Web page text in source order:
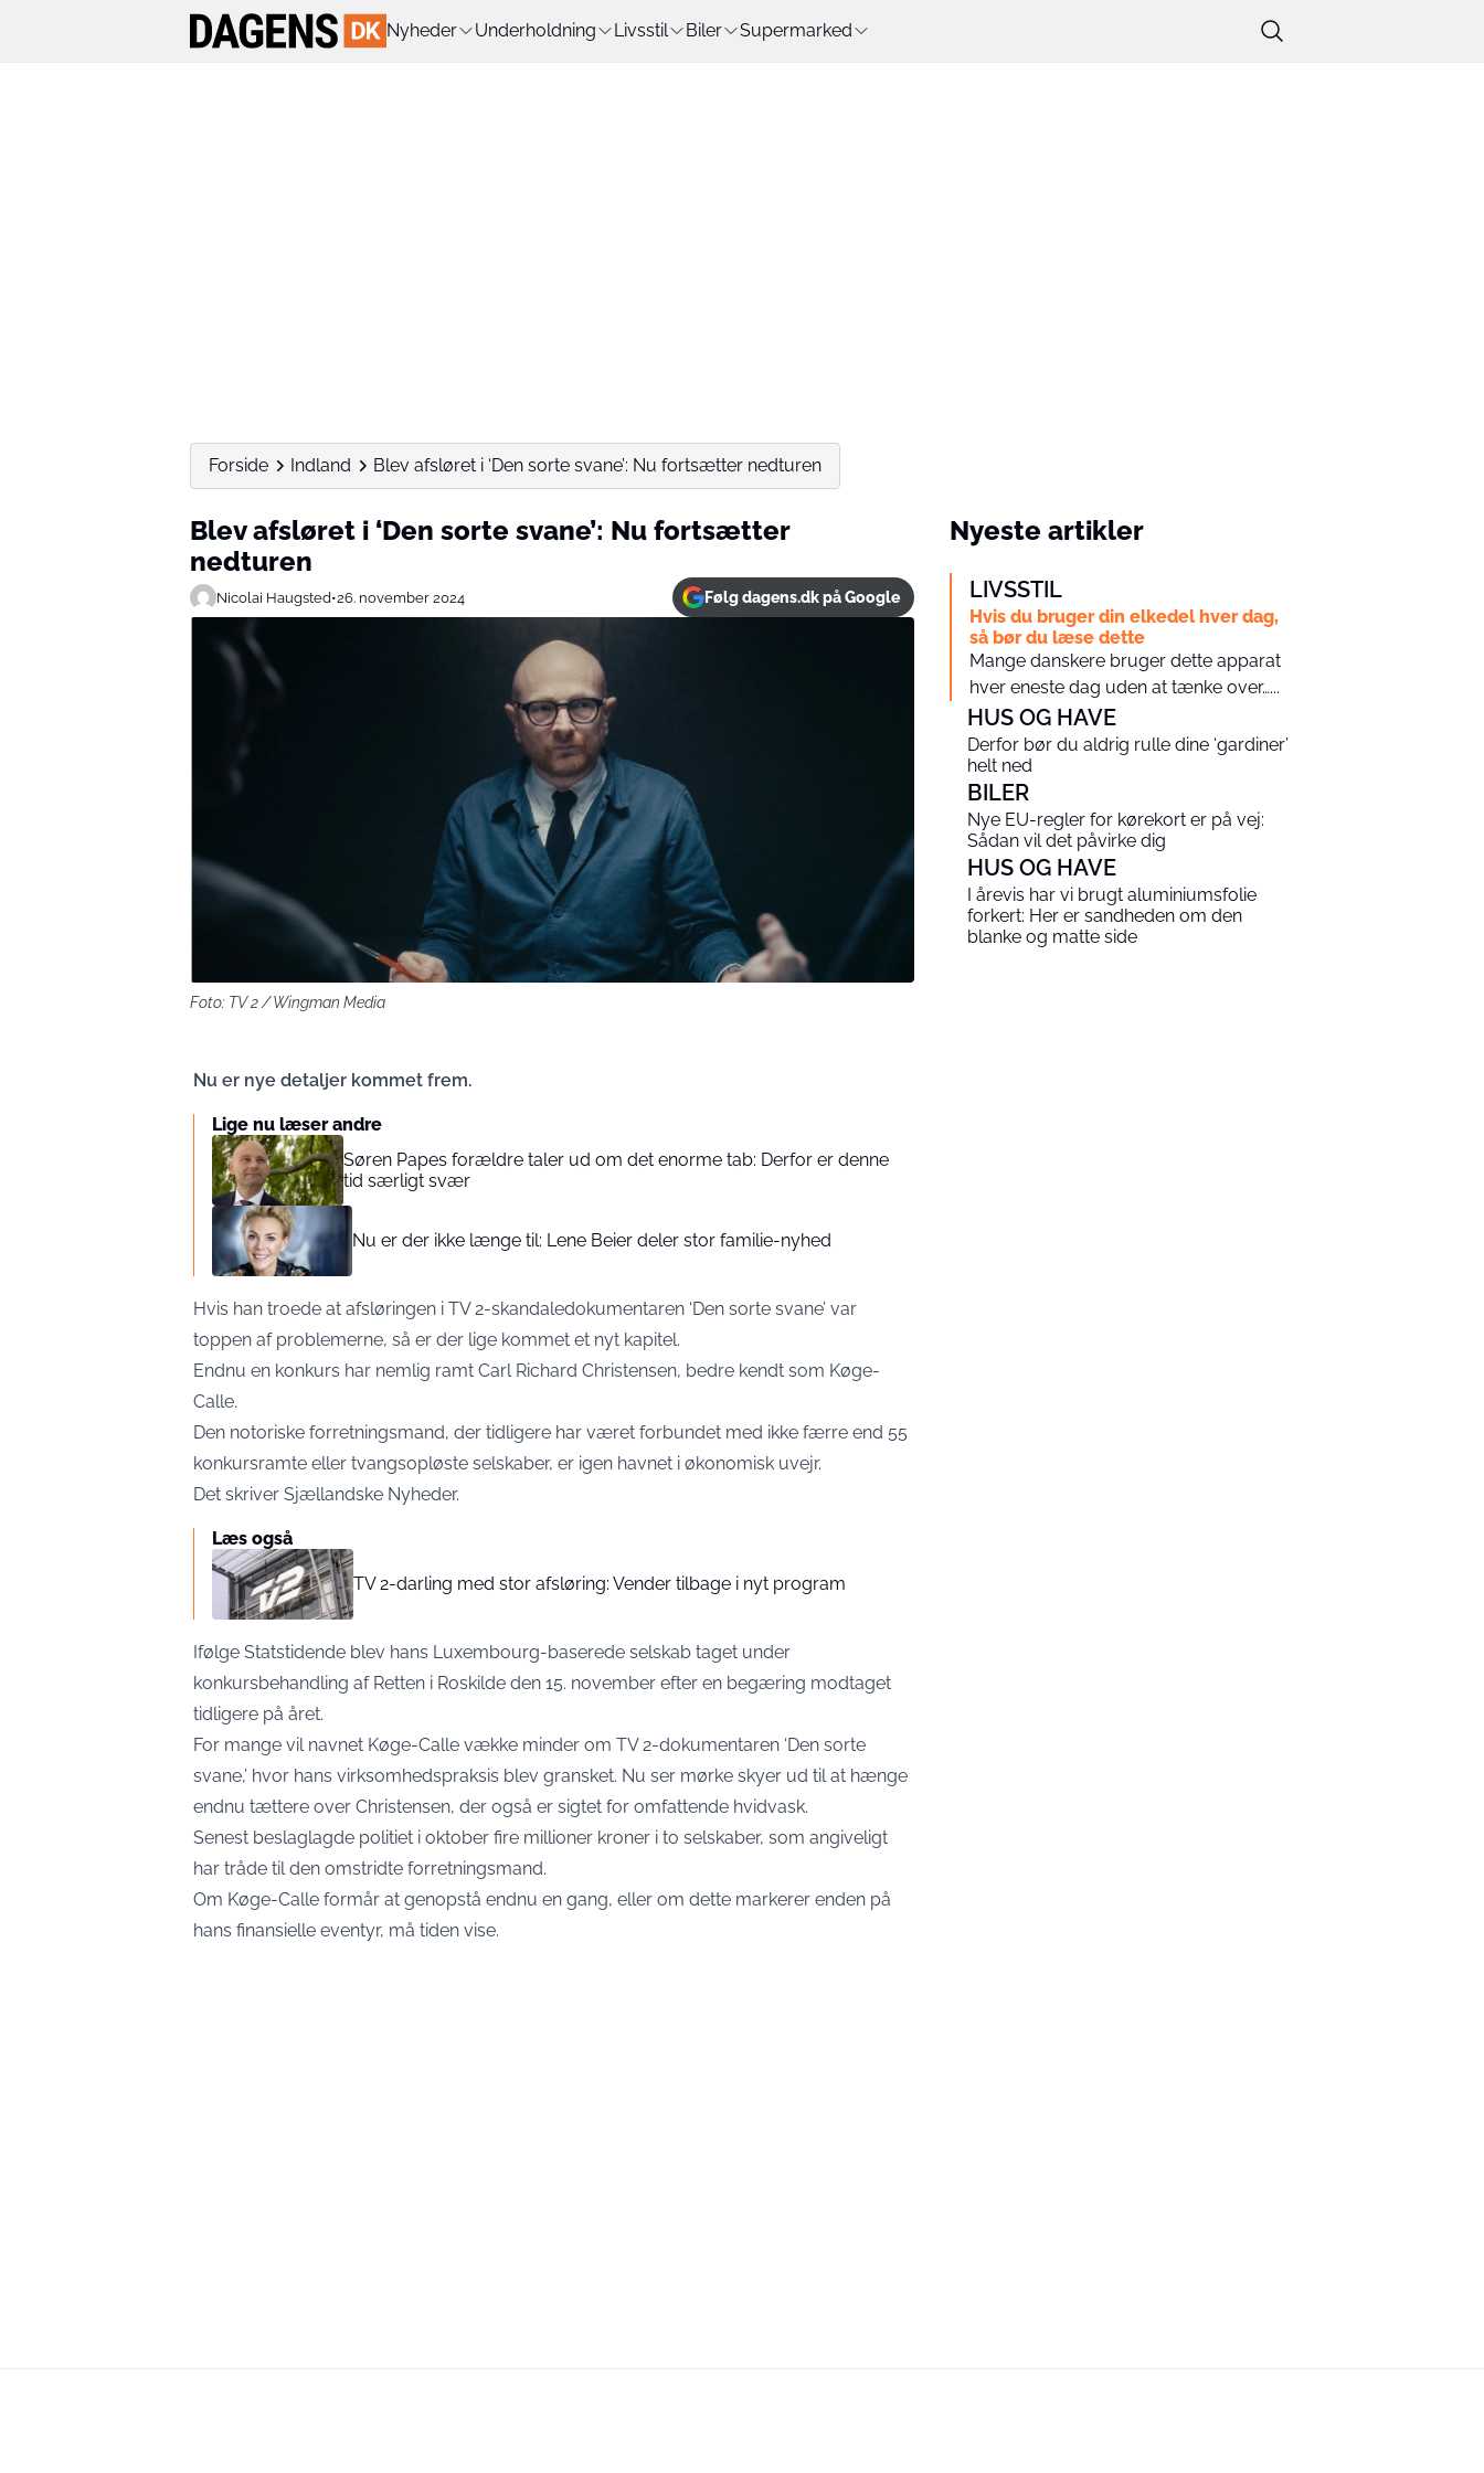
Nyheder Underholdning Livsstil Biler Supermarked
Forside Indland Blev afsløret i ‘Den sorte svane’: Nu fortsætter nedturen
Blev afsløret i ‘Den sorte svane’: Nu fortsætter
nedturen
Nicolai Haugsted•26. november 2024 Følg dagens.dk på Google
Foto: TV 2 / Wingman Media
Nu er nye detaljer kommet frem.
Lige nu læser andre
Søren Papes forældre taler ud om det enorme tab: Derfor er denne
tid særligt svær
Nu er der ikke længe til: Lene Beier deler stor familie-nyhed
Hvis han troede at afsløringen i TV 2-skandaledokumentaren ‘Den sorte svane’ var
toppen af problemerne, så er der lige kommet et nyt kapitel.
Endnu en konkurs har nemlig ramt Carl Richard Christensen, bedre kendt som Køge-
Calle.
Den notoriske forretningsmand, der tidligere har været forbundet med ikke færre end 55
konkursramte eller tvangsopløste selskaber, er igen havnet i økonomisk uvejr.
Det skriver Sjællandske Nyheder.
Læs også
TV 2-darling med stor afsløring: Vender tilbage i nyt program
Ifølge Statstidende blev hans Luxembourg-baserede selskab taget under
konkursbehandling af Retten i Roskilde den 15. november efter en begæring modtaget
tidligere på året.
For mange vil navnet Køge-Calle vække minder om TV 2-dokumentaren ‘Den sorte
svane,’ hvor hans virksomhedspraksis blev gransket. Nu ser mørke skyer ud til at hænge
endnu tættere over Christensen, der også er sigtet for omfattende hvidvask.
Senest beslaglagde politiet i oktober fire millioner kroner i to selskaber, som angiveligt
har tråde til den omstridte forretningsmand.
Om Køge-Calle formår at genopstå endnu en gang, eller om dette markerer enden på
hans finansielle eventyr, må tiden vise.
Nyeste artikler
LIVSSTIL
Hvis du bruger din elkedel hver dag,
så bør du læse dette
Mange danskere bruger dette apparat
hver eneste dag uden at tænke over…...
HUS OG HAVE
Derfor bør du aldrig rulle dine ‘gardiner’
helt ned
BILER
Nye EU-regler for kørekort er på vej:
Sådan vil det påvirke dig
HUS OG HAVE
I årevis har vi brugt aluminiumsfolie
forkert: Her er sandheden om den
blanke og matte side